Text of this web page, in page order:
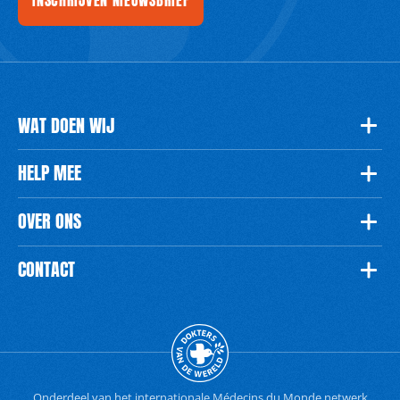
WAT DOEN WIJ
HELP MEE
OVER ONS
CONTACT